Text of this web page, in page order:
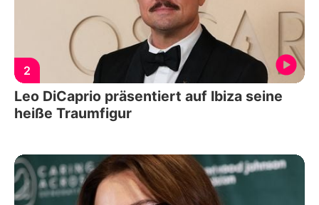
2
Leo DiCaprio präsentiert auf Ibiza seine
heiße Traumfigur